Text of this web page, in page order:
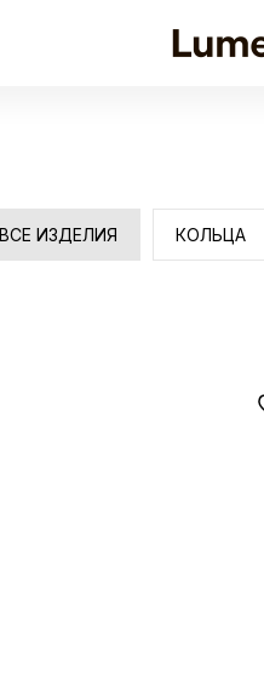
ВСЕ ИЗДЕЛИЯ КОЛЬЦА